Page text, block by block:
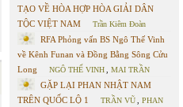
TẠO VỀ HÒA HỢP HÒA GIẢI DÂN
TỘC VIỆT NAM
Trần Kiêm Đoàn
RFA Phỏng vấn BS Ngô Thế Vinh
về Kênh Funan và Đồng Bằng Sông Cửu
Long
NGÔ THẾ VINH MAI TRẦN
GẶP LẠI PHAN NHẬT NAM
TRÊN QUỐC LỘ 1
TRẦN VŨ
PHAN